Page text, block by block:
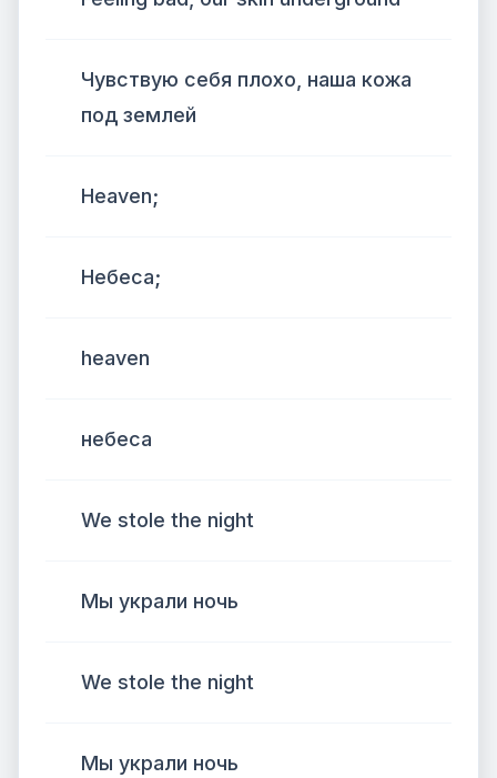
Чувствую себя плохо, наша кожа
под землей
Heaven;
Небеса;
heaven
небеса
We stole the night
Мы украли ночь
We stole the night
Мы украли ночь